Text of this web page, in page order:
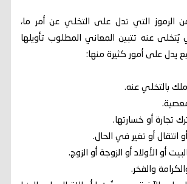
الرموز التي تدل على التخلي عن أمر ما،
عنه تتبين المعاني المطلوب تأويلها
يدل على أمور كثيرة منها:
بالتخلي عنه.
تجارة أو خسارتها.
أو تغير في الحال.
أو الأولاد أو الزوجة أو الزوج.
والفخر.